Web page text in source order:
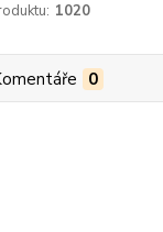
1020
0